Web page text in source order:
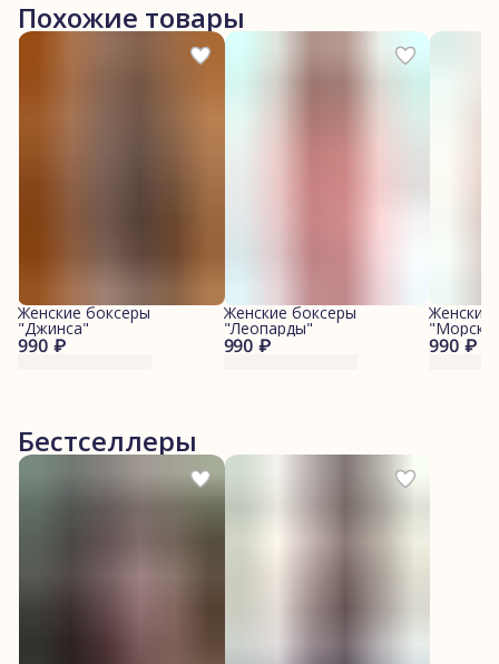
Похожие товары
990 ₽
Женские боксеры
"Джинса"
990 ₽
Женские боксеры
"Леопарды"
990 ₽
Женские
Бестселлеры